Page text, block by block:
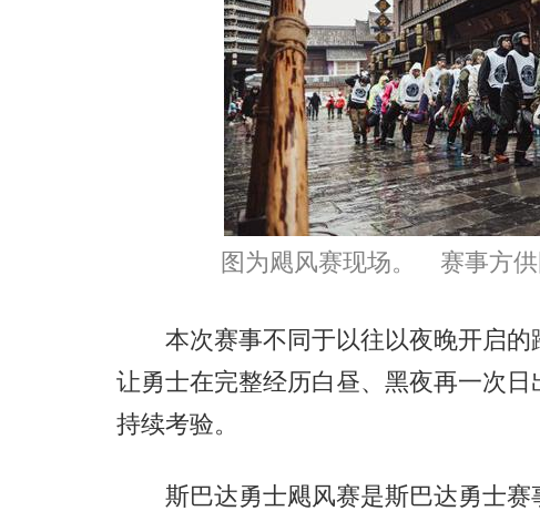
图为飓风赛现场。 赛事方供
本次赛事不同于以往以夜晚开启的
让勇士在完整经历白昼、黑夜再一次
持续考验。
斯巴达勇士飓风赛是斯巴达勇士赛